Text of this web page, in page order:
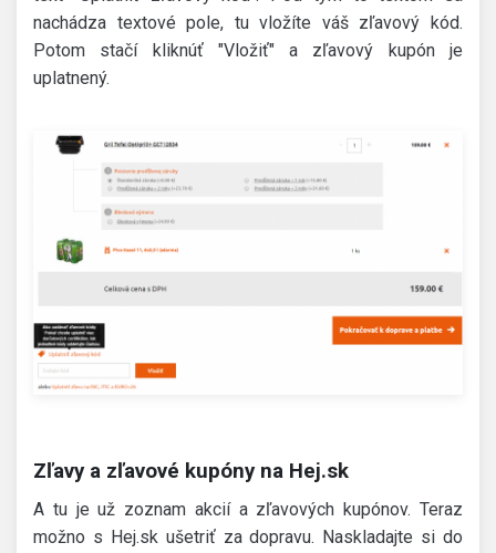
nachádza textové pole, tu vložíte váš zľavový kód.
Potom stačí kliknúť "Vložiť" a zľavový kupón je
uplatnený.
Zľavy a zľavové kupóny na Hej.sk
A tu je už zoznam akcií a zľavových kupónov. Teraz
možno s Hej.sk ušetriť za dopravu. Naskladajte si do